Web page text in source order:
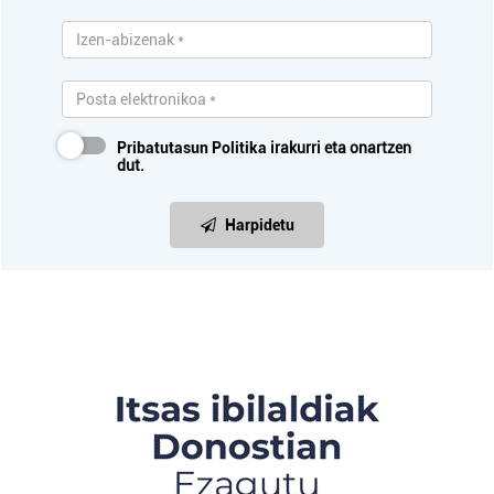
Pribatutasun Politika irakurri eta onartzen
dut.
Harpidetu